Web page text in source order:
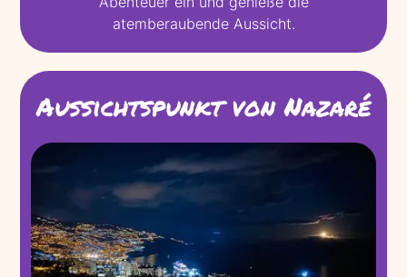
atemberaubende Aussicht.
Aussichtspunkt von Nazaré